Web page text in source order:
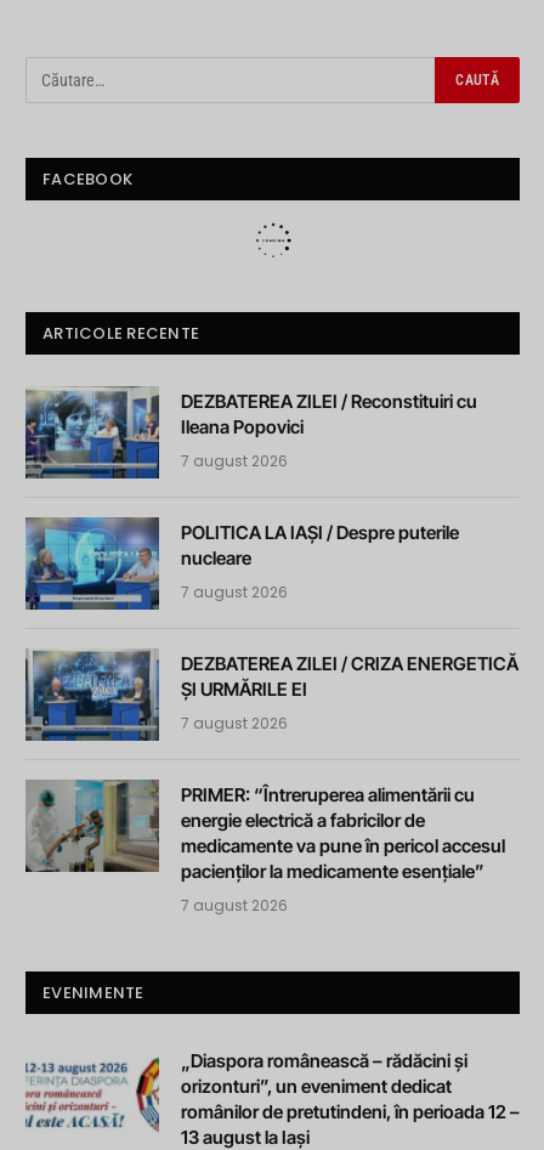
FACEBOOK
ARTICOLE RECENTE
DEZBATEREA ZILEI / Reconstituiri cu
Ileana Popovici
7 august 2026
POLITICA LA IAȘI / Despre puterile
nucleare
7 august 2026
DEZBATEREA ZILEI / CRIZA ENERGETICĂ
ȘI URMĂRILE EI
7 august 2026
PRIMER: “Întreruperea alimentării cu
energie electrică a fabricilor de
medicamente va pune în pericol accesul
pacienților la medicamente esențiale”
7 august 2026
EVENIMENTE
„Diaspora românească – rădăcini și
orizonturi”, un eveniment dedicat
românilor de pretutindeni, în perioada 12 –
13 august la Iași